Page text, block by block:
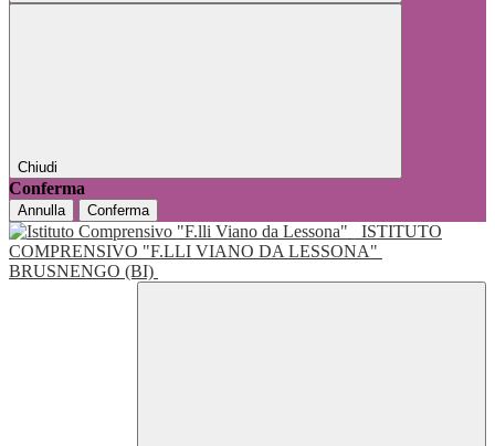
Chiudi
Conferma
Annulla Conferma
ISTITUTO
COMPRENSIVO "F.LLI VIANO DA LESSONA"
BRUSNENGO (BI)